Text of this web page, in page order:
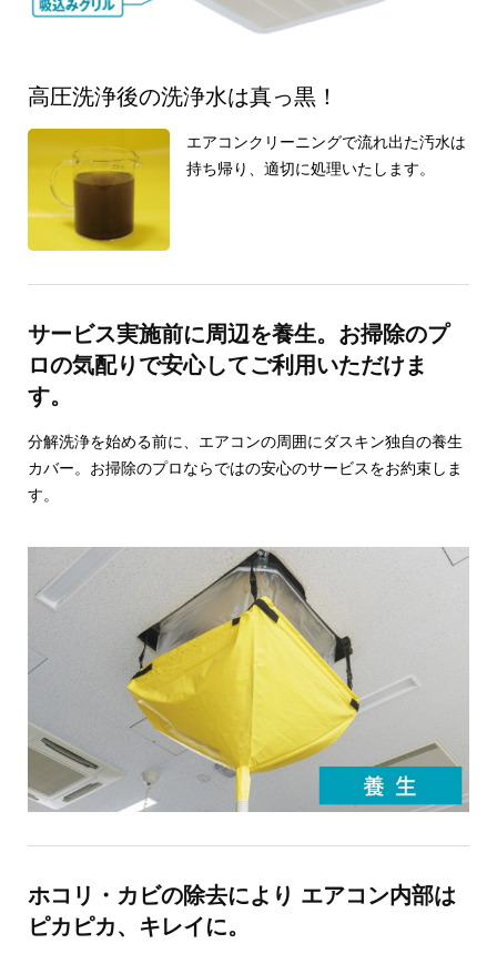
高圧洗浄後の洗浄水は真っ黒！
エアコンクリーニングで流れ出た汚水は
持ち帰り、適切に処理いたします。
サービス実施前に周辺を養生。お掃除のプ
ロの気配りで安心してご利用いただけま
す。
分解洗浄を始める前に、エアコンの周囲にダスキン独自の養生
カバー。お掃除のプロならではの安心のサービスをお約束しま
す。
ホコリ・カビの除去により エアコン内部は
ピカピカ、キレイに。